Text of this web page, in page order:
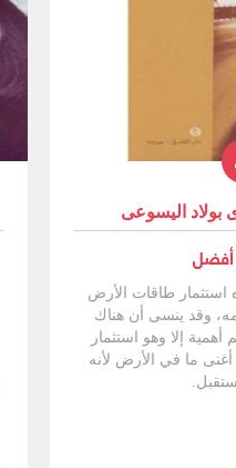
بولاد اليسوعى
أفضل
استثمار طاقات الأرض
وقد ينسى أن هناك
إلا وهو استثمار
أغنى ما في الأرض لأنه